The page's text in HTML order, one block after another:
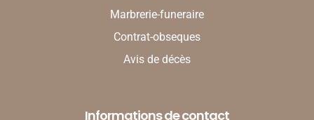
Marbrerie-funeraire
Contrat-obseques
Avis de décès
Informations de contact